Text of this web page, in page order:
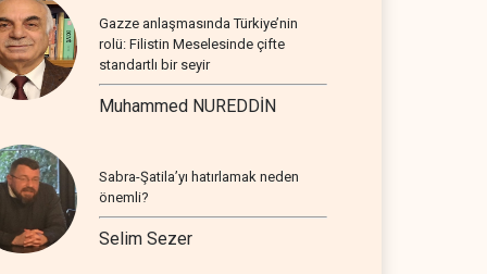
Gazze anlaşmasında Türkiye’nin
rolü: Filistin Meselesinde çifte
standartlı bir seyir
Muhammed NUREDDİN
Sabra-Şatila’yı hatırlamak neden
önemli?
Selim Sezer